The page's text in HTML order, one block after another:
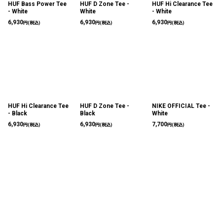
HUF Bass Power Tee
- White
6,930円(税込)
HUF D Zone Tee -
White
6,930円(税込)
HUF Hi Clearance Tee
- White
6,930円(税込)
HUF Hi Clearance Tee
- Black
6,930円(税込)
HUF D Zone Tee -
Black
6,930円(税込)
NIKE OFFICIAL Tee -
White
7,700円(税込)